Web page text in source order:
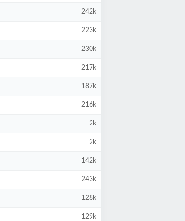
242k
223k
230k
217k
187k
216k
2k
2k
142k
243k
128k
129k